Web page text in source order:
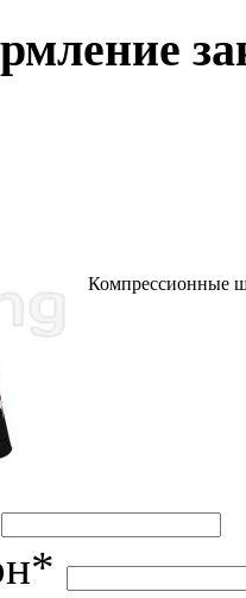
Компрессионные